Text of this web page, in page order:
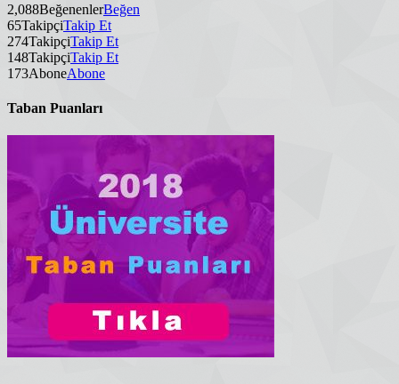
2,088BeğenenlerBeğen
65TakipçiTakip Et
274TakipçiTakip Et
148TakipçiTakip Et
173AboneAbone
Taban Puanları